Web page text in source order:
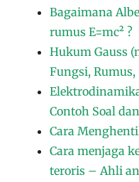
Bagaimana
rumus E=mc² ?
Hukum Gauss
Fungsi, Rumus,
Contoh Soal
Cara
Cara menjaga
teroris – Ahli